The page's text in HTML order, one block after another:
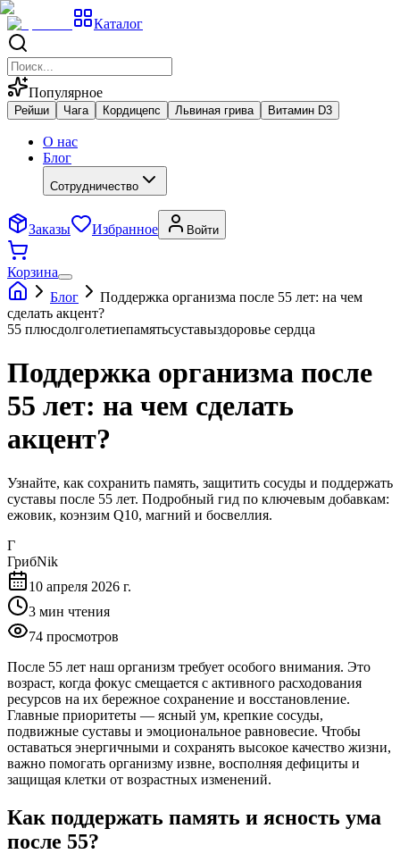
Каталог
Популярное
Рейши Чага Кордицепс Львиная грива Витамин D3
О нас
Блог
Сотрудничество
Заказы Избранное Войти
Корзина
Блог
Поддержка организма после 55 лет: на чем
сделать акцент?
55 плюсдолголетиепамятьсуставыздоровье сердца
Поддержка организма после
55 лет: на чем сделать
акцент?
Узнайте, как сохранить память, защитить сосуды и поддержать
суставы после 55 лет. Подробный гид по ключевым добавкам:
ежовик, коэнзим Q10, магний и босвеллия.
Г
ГрибNik
10 апреля 2026 г.
3 мин чтения
74 просмотров
После 55 лет наш организм требует особого внимания. Это
возраст, когда фокус смещается с активного расходования
ресурсов на их бережное сохранение и восстановление.
Главные приоритеты — ясный ум, крепкие сосуды,
подвижные суставы и эмоциональное равновесие. Чтобы
оставаться энергичными и сохранять высокое качество жизни,
важно помогать организму извне, восполняя дефициты и
защищая клетки от возрастных изменений.
Как поддержать память и ясность ума
после 55?